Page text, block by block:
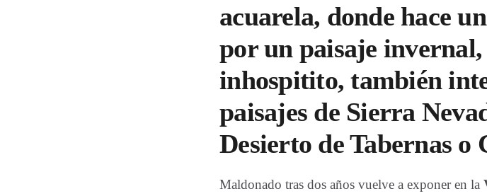
acuarela, donde hace
por un paisaje invernal,
inhospitito, también
paisajes de Sierra
Desierto de Tabernas o
Maldonado tras dos años vuelve a exponer en la